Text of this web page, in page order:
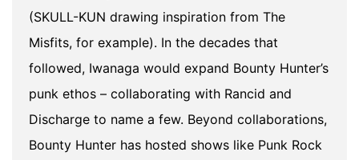
(SKULL-KUN drawing inspiration from The
Misfits, for example). In the decades that
followed, Iwanaga would expand Bounty Hunter’s
punk ethos – collaborating with Rancid and
Discharge to name a few. Beyond collaborations,
Bounty Hunter has hosted shows like Punk Rock